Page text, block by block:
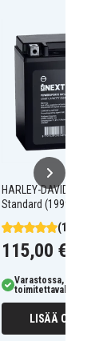
HARLEY-DAVIDSON
Standard (1999-
(1)
115,00 €
Varastossa, heti
toimitettavaksi
LISÄÄ